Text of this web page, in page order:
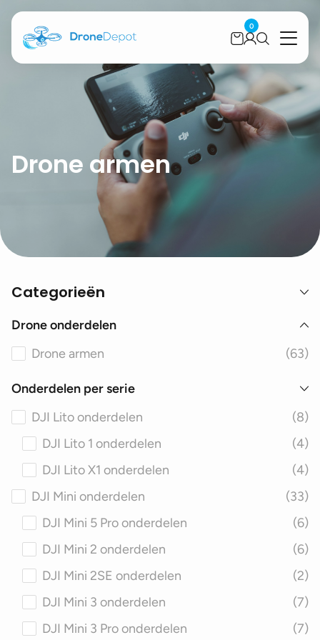
0
Drone armen
Categorieën
Drone onderdelen
Drone armen
(63)
Onderdelen per serie
DJI Lito onderdelen
(8)
DJI Lito 1 onderdelen
(4)
DJI Lito X1 onderdelen
(4)
DJI Mini onderdelen
(33)
DJI Mini 5 Pro onderdelen
(6)
DJI Mini 2 onderdelen
(6)
DJI Mini 2SE onderdelen
(2)
DJI Mini 3 onderdelen
(7)
DJI Mini 3 Pro onderdelen
(7)